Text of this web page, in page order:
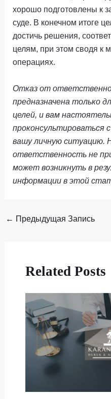
хорошо подготовлены к
суде. В конечном итоге
достичь решения,
целям, при этом сводя к
операциях.
Отказ от
предназначена только
целей, и вам
вашу личную ситуацию.
ответственность не
может возникнуть в
информации в этой
← Предыдущая Запись
Related Posts